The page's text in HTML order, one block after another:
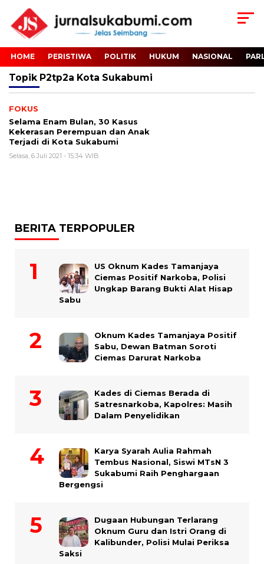
HOME PERISTIWA POLITIK HUKUM NASIONAL
Topik P2tp2a Kota Sukabumi
FOKUS
Selama Enam Bulan, 30 Kasus
Kekerasan Perempuan dan Anak
Terjadi di Kota Sukabumi
Selasa, 6 Juli 2021 - 15:34 WIB
BERITA TERPOPULER
US Oknum Kades Tamanjaya
Ciemas Positif Narkoba, Polisi
Ungkap Barang Bukti Alat Hisap
Sabu
Oknum Kades Tamanjaya Positif
Sabu, Dewan Batman Soroti
Ciemas Darurat Narkoba
Kades di Ciemas Berada di
Satresnarkoba, Kapolres: Masih
Dalam Penyelidikan
Karya Syarah Aulia Rahmah
Tembus Nasional, Siswi MTsN 3
Sukabumi Raih Penghargaan
Bergengsi
Dugaan Hubungan Terlarang
Oknum Guru dan Istri Orang di
Kalibunder, Polisi Mulai Periksa
Saksi